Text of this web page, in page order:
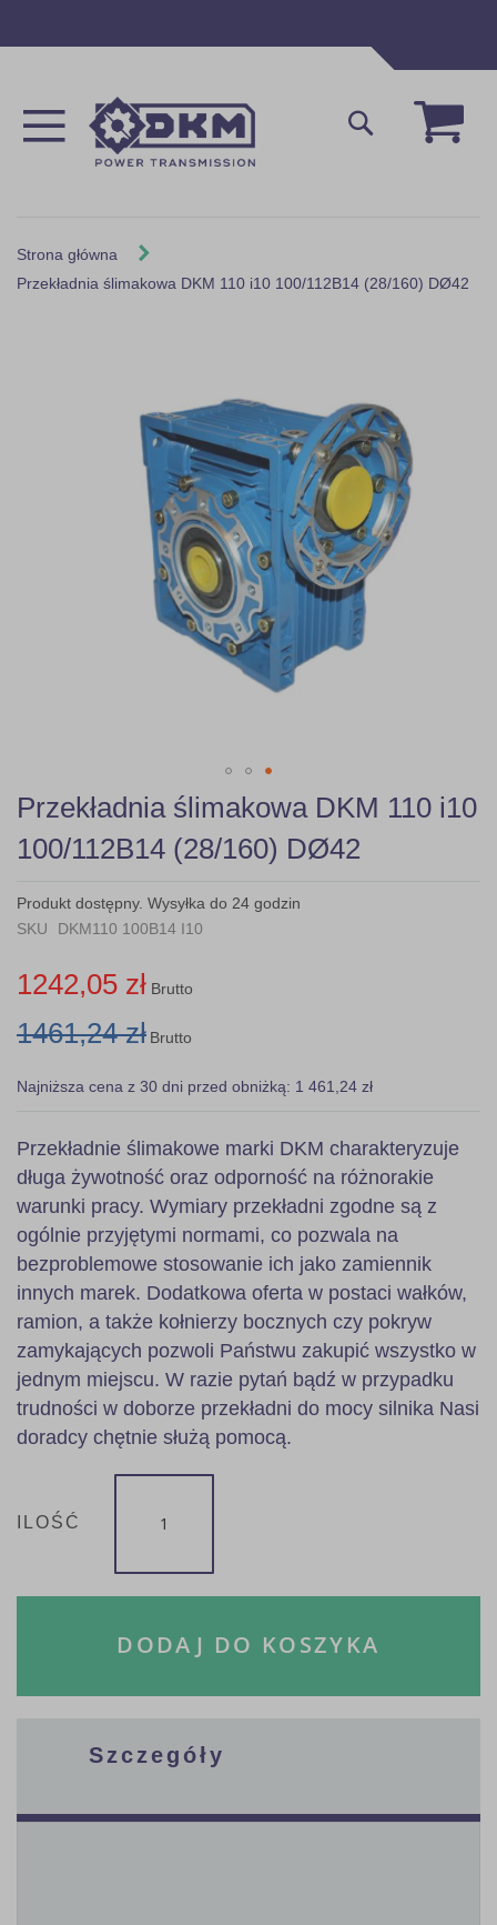
Mój
Szukaj
Strona główna
Przekładnia ślimakowa DKM 110 i10 100/112B14 (28/160) DØ42
Skip
to
the
beginning
the
images
Przekładnia ślimakowa DKM 110 i10
100/112B14 (28/160) DØ42
Produkt dostępny. Wysyłka do 24 godzin
SKU
DKM110 100B14 I10
1242,05 zł Brutto
1461,24 zł Brutto
Najniższa cena z 30 dni przed obniżką: 1 461,24 zł
Przekładnie ślimakowe marki DKM charakteryzuje
długa żywotność oraz odporność na różnorakie
warunki pracy. Wymiary przekładni zgodne są z
ogólnie przyjętymi normami, co pozwala na
bezproblemowe stosowanie ich jako zamiennik
innych marek. Dodatkowa oferta w postaci wałków,
ramion, a także kołnierzy bocznych czy pokryw
zamykających pozwoli Państwu zakupić wszystko w
jednym miejscu. W razie pytań bądź w przypadku
trudności w doborze przekładni do mocy silnika Nasi
doradcy chętnie służą pomocą.
ILOŚĆ
DODAJ DO KOSZYKA
Szczegóły